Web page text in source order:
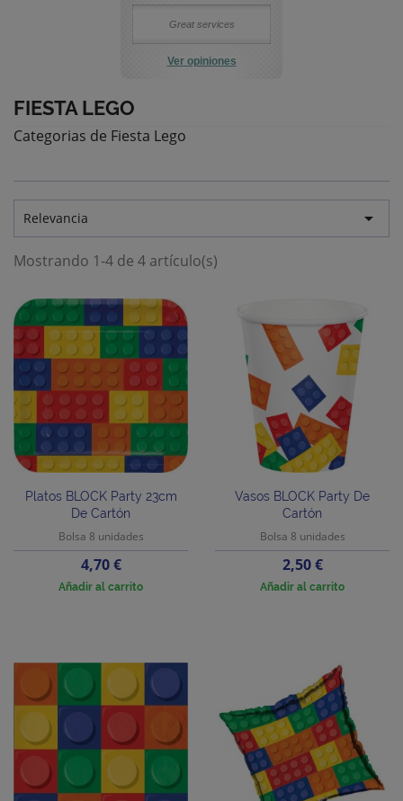
Great services
Ver opiniones
FIESTA LEGO
Categorias de Fiesta Lego
Relevancia 
Mostrando 1-4 de 4 artículo(s)
Platos BLOCK Party 23cm
De Cartón
Bolsa 8 unidades
Precio
4,70 €
Añadir al carrito
Vasos BLOCK Party De
Cartón
Bolsa 8 unidades
Precio
2,50 €
Añadir al carrito